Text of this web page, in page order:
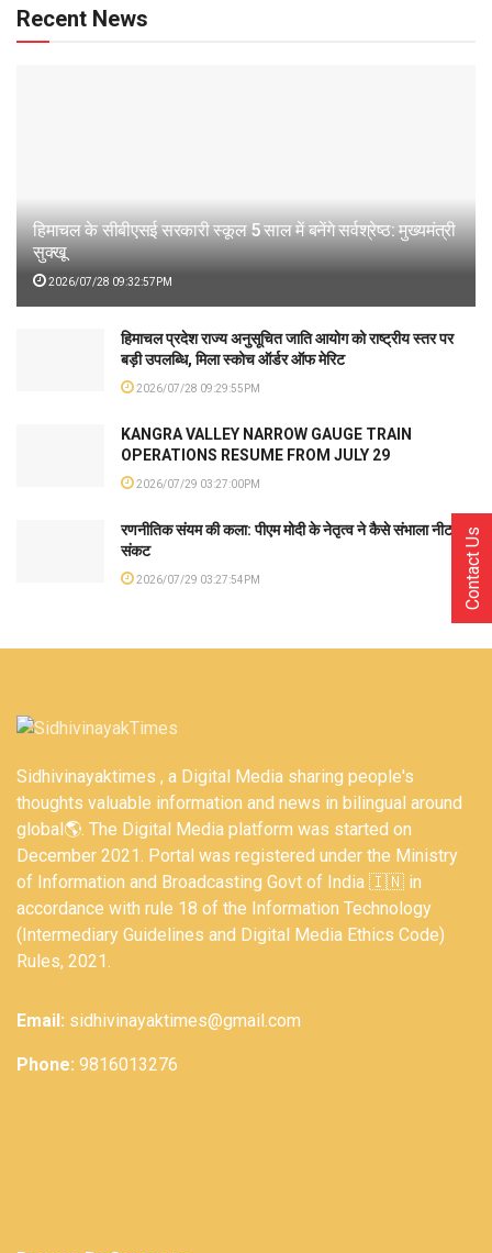
Recent News
हिमाचल के सीबीएसई सरकारी स्कूल 5 साल में बनेंगे सर्वश्रेष्ठ: मुख्यमंत्री
सुक्खू
2026/07/28 09:32:57PM
हिमाचल प्रदेश राज्य अनुसूचित जाति आयोग को राष्ट्रीय स्तर पर
बड़ी उपलब्धि, मिला स्कोच ऑर्डर ऑफ मेरिट
2026/07/28 09:29:55PM
KANGRA VALLEY NARROW GAUGE TRAIN
OPERATIONS RESUME FROM JULY 29
2026/07/29 03:27:00PM
रणनीतिक संयम की कला: पीएम मोदी के नेतृत्व ने कैसे संभाला नीट
संकट
2026/07/29 03:27:54PM
Sidhivinayaktimes , a Digital Media sharing people's
thoughts valuable information and news in bilingual around
global🌎. The Digital Media platform was started on
December 2021. Portal was registered under the Ministry
of Information and Broadcasting Govt of India 🇮🇳 in
accordance with rule 18 of the Information Technology
(Intermediary Guidelines and Digital Media Ethics Code)
Rules, 2021.
Email: sidhivinayaktimes@gmail.com
Phone: 9816013276
Contact Us